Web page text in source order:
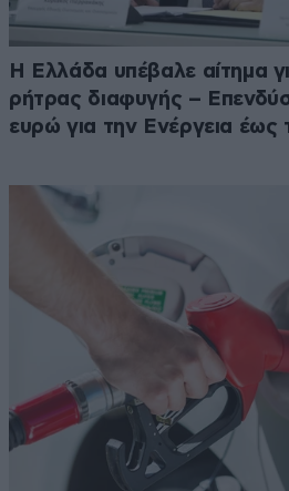
Η Ελλάδα υπέβαλε αίτημα
ρήτρας διαφυγής –
ευρώ για την Ενέργεια έως